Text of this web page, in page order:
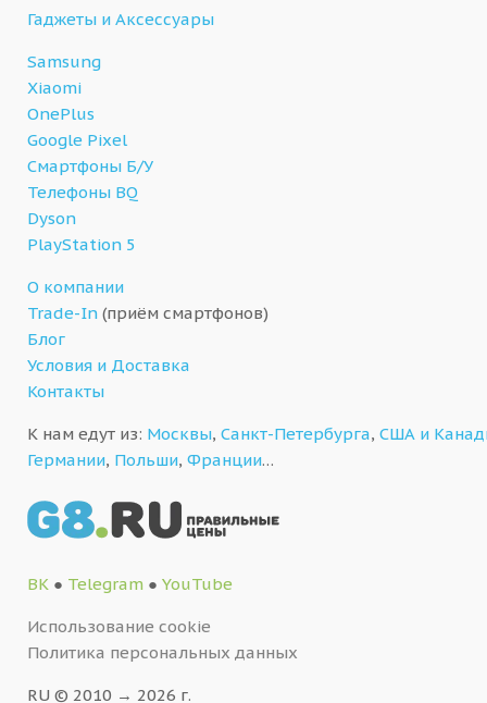
Гаджеты и Аксессуары
Samsung
Xiaomi
OnePlus
Google Pixel
Смартфоны Б/У
Телефоны BQ
Dyson
PlayStation 5
О компании
Trade-In (приём смартфонов)
Блог
Условия и Доставка
Контакты
К нам едут из: Москвы, Санкт-Петербурга, США и
Германии, Польши, Франции…
ВК ● Telegram ● YouTube
Использование cookie
Политика персональных данных
RU © 2010 → 2026 г.